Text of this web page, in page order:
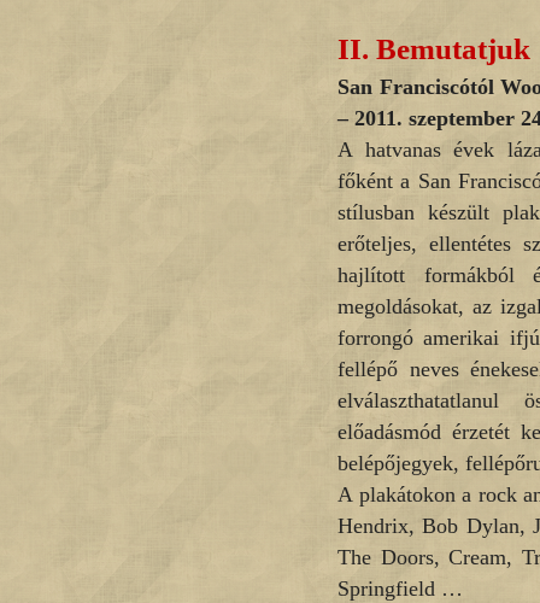
II. Bemutatjuk
San Franciscótól
– 2011. szeptember
A hatvanas évek
főként a San
stílusban készült
erőteljes, ellentétes
hajlított formákból
megoldásokat, az
forrongó amerikai
fellépő neves
elválaszthatatlanul
előadásmód érzetét
belépőjegyek,
A plakátokon a rock
Hendrix, Bob Dylan,
The Doors, Cream,
Springfield …